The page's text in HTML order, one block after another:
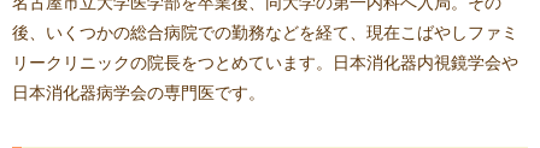
後、いくつかの総合病院での勤務などを経て、現在こばやしファミ
リークリニックの院長をつとめています。日本消化器内視鏡学会や
日本消化器病学会の専門医です。